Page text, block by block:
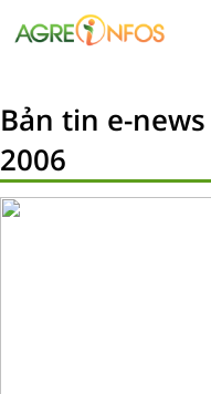
Bản tin e-
2006